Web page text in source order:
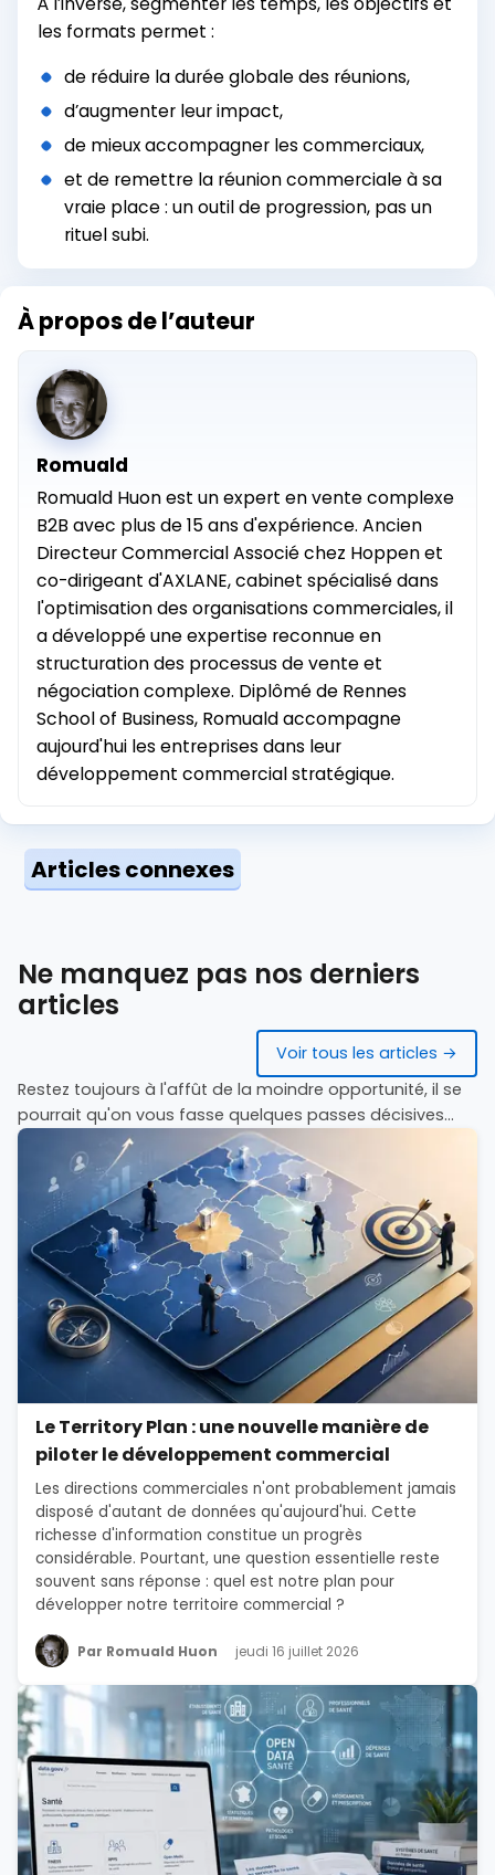
les formats permet :
de réduire la durée globale des réunions,
d’augmenter leur impact,
de mieux accompagner les commerciaux,
et de remettre la réunion commerciale à sa
vraie place : un outil de progression, pas un
rituel subi.
À propos de l’auteur
Romuald
Romuald Huon est un expert en vente complexe
B2B avec plus de 15 ans d'expérience. Ancien
Directeur Commercial Associé chez Hoppen et
co-dirigeant d'AXLANE, cabinet spécialisé dans
l'optimisation des organisations commerciales, il
a développé une expertise reconnue en
structuration des processus de vente et
négociation complexe. Diplômé de Rennes
School of Business, Romuald accompagne
aujourd'hui les entreprises dans leur
développement commercial stratégique.
Articles connexes
Ne manquez pas nos derniers
articles
Voir tous les articles →
Restez toujours à l'affût de la moindre opportunité, il se
pourrait qu'on vous fasse quelques passes décisives...
Le Territory Plan : une nouvelle manière de
piloter le développement commercial
Les directions commerciales n'ont probablement jamais
disposé d'autant de données qu'aujourd'hui. Cette
richesse d'information constitue un progrès
considérable. Pourtant, une question essentielle reste
souvent sans réponse : quel est notre plan pour
développer notre territoire commercial ?
Par Romuald Huon jeudi 16 juillet 2026